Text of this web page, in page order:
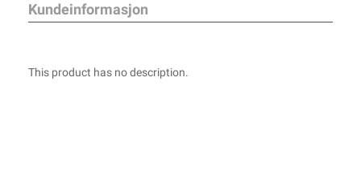
Kundeinformasjon
This product has no description.